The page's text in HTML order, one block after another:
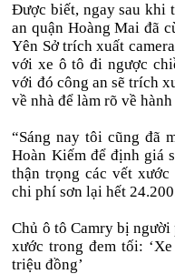
Được biết, ngay sau khi
an quận Hoàng Mai đã
Yên Sở trích xuất
với xe ô tô đi ngược
với đó công an sẽ trích
về nhà để làm rõ về
“Sáng nay tôi cũng đã
Hoàn Kiếm để định giá
thận trọng các vết
chi phí sơn lại hết
Chủ ô tô Camry bị người
xước trong đem tối:
triệu đồng’